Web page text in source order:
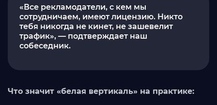
«Все рекламодатели, с кем мы
сотрудничаем, имеют лицензию. Никто
тебя никогда не кинет, не зашевелит
трафик», — подтверждает наш
собеседник.
Что значит «белая вертикаль» на практике: